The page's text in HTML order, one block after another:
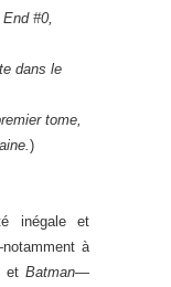
#0,
dans le
tome,
)
inégale et
à
etBatman—